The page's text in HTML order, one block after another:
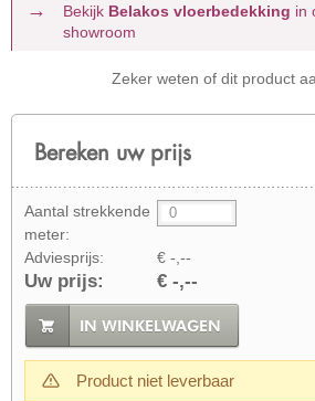
Bekijk Belakos vloerbedekking in
showroom
Zeker weten of dit product
Bereken uw prijs
Aantal strekkende
meter:
Adviesprijs:
€ -,--
Uw prijs: € -,--
IN WINKELWAGEN
Product niet leverbaar